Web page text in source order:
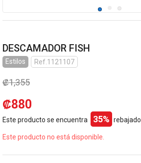
DESCAMADOR FISH
Estilos Ref.1121107
₡1,355
₡880
Este producto se encuentra 35% rebajado.
Este producto no está disponible.